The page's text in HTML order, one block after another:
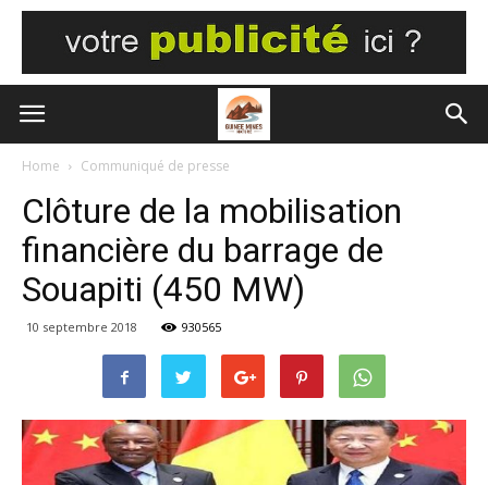
Home Communiqué de presse
Clôture de la mobilisation
financière du barrage de
Souapiti (450 MW)
10 septembre 2018 930565